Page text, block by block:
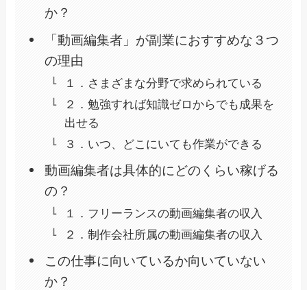
か？
「動画編集者」が副業におすすめな３つ
の理由
１．さまざまな分野で求められている
２．勉強すれば知識ゼロからでも成果を
出せる
３．いつ、どこにいても作業ができる
動画編集者は具体的にどのくらい稼げる
の？
１．フリーランスの動画編集者の収入
２．制作会社所属の動画編集者の収入
この仕事に向いているか向いていない
か？